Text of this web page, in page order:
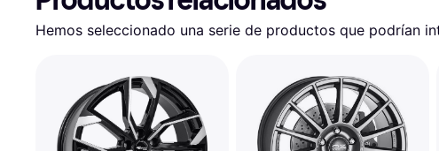
Hemos seleccionado una serie de productos que podrían